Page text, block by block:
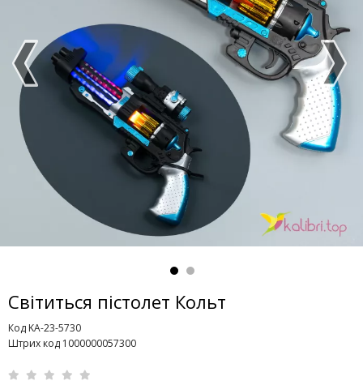
Світиться пістолет Кольт
Код KA-23-5730
Штрих код 1000000057300